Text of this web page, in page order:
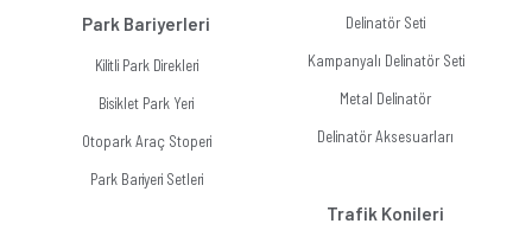
Park Bariyerleri
Kilitli Park Direkleri
Bisiklet Park Yeri
Otopark Araç Stoperi
Park Bariyeri Setleri
Delinatör Seti
Kampanyalı Delinatör Seti
Metal Delinatör
Delinatör Aksesuarları
Trafik Konileri